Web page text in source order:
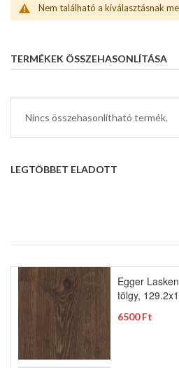
Nem található a kiválasztásnak
TERMÉKEK ÖSSZEHASONLÍTÁSA
Nincs összehasonlítható termék.
LEGTÖBBET ELADOTT
Egger
tölgy,
6500 Ft